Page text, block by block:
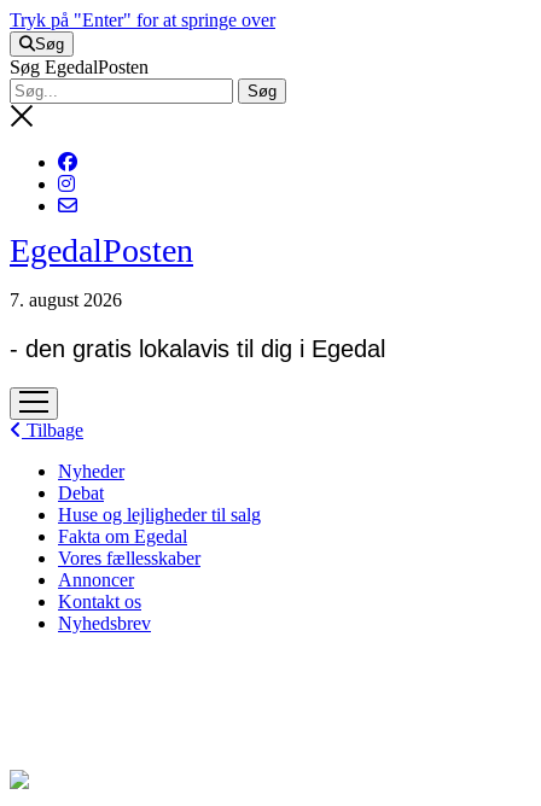
Tryk på "Enter" for at springe over
Søg
Søg EgedalPosten
EgedalPosten
7. august 2026
- den gratis lokalavis til dig i Egedal
open
menu
Tilbage
Nyheder
Debat
Huse og lejligheder til salg
Fakta om Egedal
Vores fællesskaber
Annoncer
Kontakt os
Nyhedsbrev